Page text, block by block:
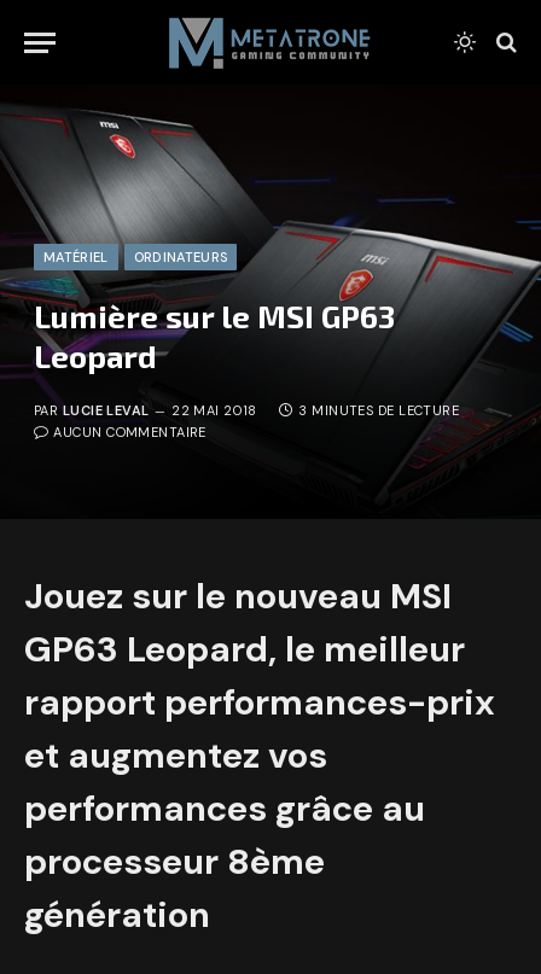
MATÉRIEL ORDINATEURS
Lumière sur le MSI GP63
Leopard
PAR LUCIE LEVAL 22 MAI 2018
3 MINUTES DE LECTURE
AUCUN COMMENTAIRE
Jouez sur le nouveau MSI
GP63 Leopard, le meilleur
rapport performances-prix
et augmentez vos
performances grâce au
processeur 8ème
génération